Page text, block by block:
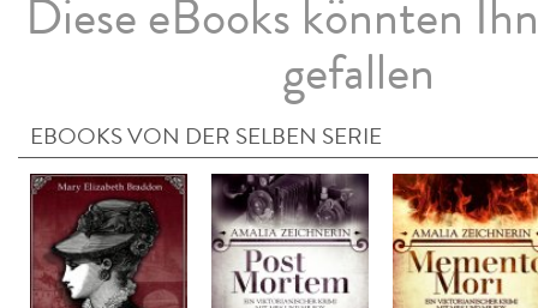
Diese eBooks könnten
gefallen
EBOOKS VON DER SELBEN SERIE